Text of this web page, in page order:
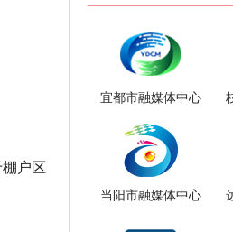
户区
宜都市融媒体中心
当阳市融媒体中心